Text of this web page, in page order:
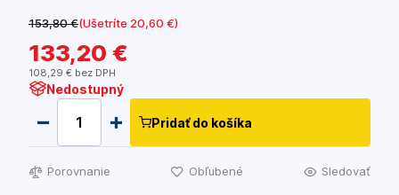
153,80 €(Ušetríte 20,60 €)
133,20 €
108,29 € bez DPH
Nedostupný
Pridať do košíka
Porovnanie Obľubené Sledovať